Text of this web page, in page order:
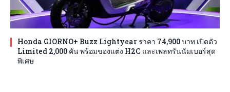
Honda GIORNO+ Buzz Lightyear ราคา 74,900 บาท เปิดตัว
Limited 2,000 คัน พร้อมของแต่ง H2C และเพลทรันนัมเบอร์สุด
พิเศษ